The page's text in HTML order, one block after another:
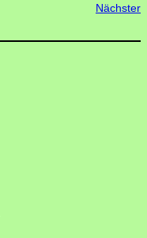
Nächster